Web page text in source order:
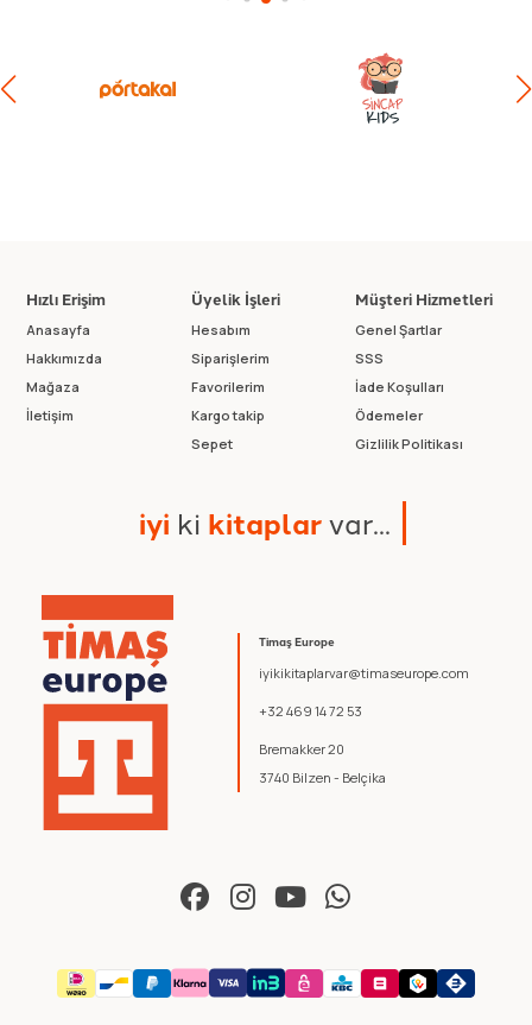
Timaş Europe
iyikikitaplarvar@timaseurope.com
+32 469 14 72 53
Bremakker 20
3740 Bilzen - Belçika
Hızlı Erişim
Anasayfa
Hakkımızda
Mağaza
İletişim
Üyelik İşleri
Hesabım
Siparişlerim
Favorilerim
Kargo takip
Sepet
Müşteri Hizmetleri
Genel Şartlar
SSS
İade Koşulları
Ödemeler
Gizlilik Politikası
iyi ki kitaplarvar...